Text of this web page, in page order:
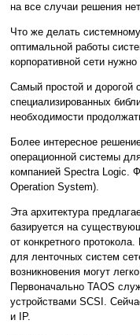
на все случаи решения
Что же делать
оптимальной работы
корпоративной сети
Самый простой и дорогой
специализированных
необходимости
Более интересное
операционной системы
компанией Spectra Logic.
Operation System).
Эта архитектура
базируется на
от конкретного
для ленточных систем
возникновения могут
Первоначально TAOS
устройствами SCSI.
и IP.